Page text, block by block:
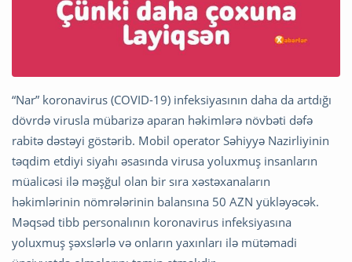
“Nar” koronavirus (COVID-19) infeksiyasının daha da artdığı
dövrdə virusla mübarizə aparan həkimlərə növbəti dəfə
rabitə dəstəyi göstərib. Mobil operator Səhiyyə Nazirliyinin
təqdim etdiyi siyahı əsasında virusa yoluxmuş insanların
müalicəsi ilə məşğul olan bir sıra xəstəxanaların
həkimlərinin nömrələrinin balansına 50 AZN yükləyəcək.
Məqsəd tibb personalının koronavirus infeksiyasına
yoluxmuş şəxslərlə və onların yaxınları ilə mütəmadi